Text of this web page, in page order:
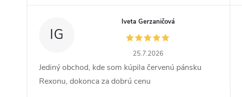
IG
Iveta Gerzaničová
25.7.2026
Jediný obchod, kde som kúpila červenú pánsku
Rexonu, dokonca za dobrú cenu